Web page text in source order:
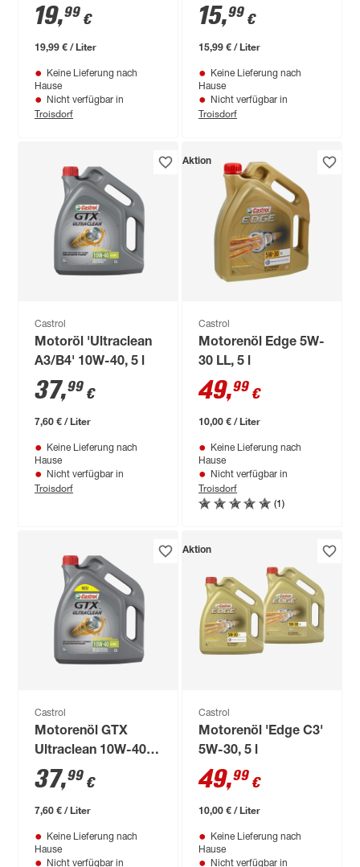
Racing 2T' 1 l
19,99 €
19,99 € / Liter
Keine Lieferung nach
Hause
Nicht verfügbar in
Troisdorf
15,99 €
15,99 € / Liter
Keine Lieferung nach
Hause
Nicht verfügbar in
Troisdorf
Castrol
Motoröl 'Ultraclean
A3/B4' 10W-40, 5 l
37,99 €
7,60 € / Liter
Keine Lieferung nach
Hause
Nicht verfügbar in
Troisdorf
Aktion
Castrol
Motorenöl Edge 5W-
30 LL, 5 l
49,99 €
10,00 € / Liter
Keine Lieferung nach
Hause
Nicht verfügbar in
Troisdorf
(1)
Castrol
Motorenöl GTX
Ultraclean 10W-40 5
l
37,99 €
7,60 € / Liter
Keine Lieferung nach
Hause
Nicht verfügbar in
Aktion
Castrol
Motorenöl 'Edge C3'
5W-30, 5 l
49,99 €
10,00 € / Liter
Keine Lieferung nach
Hause
Nicht verfügbar in